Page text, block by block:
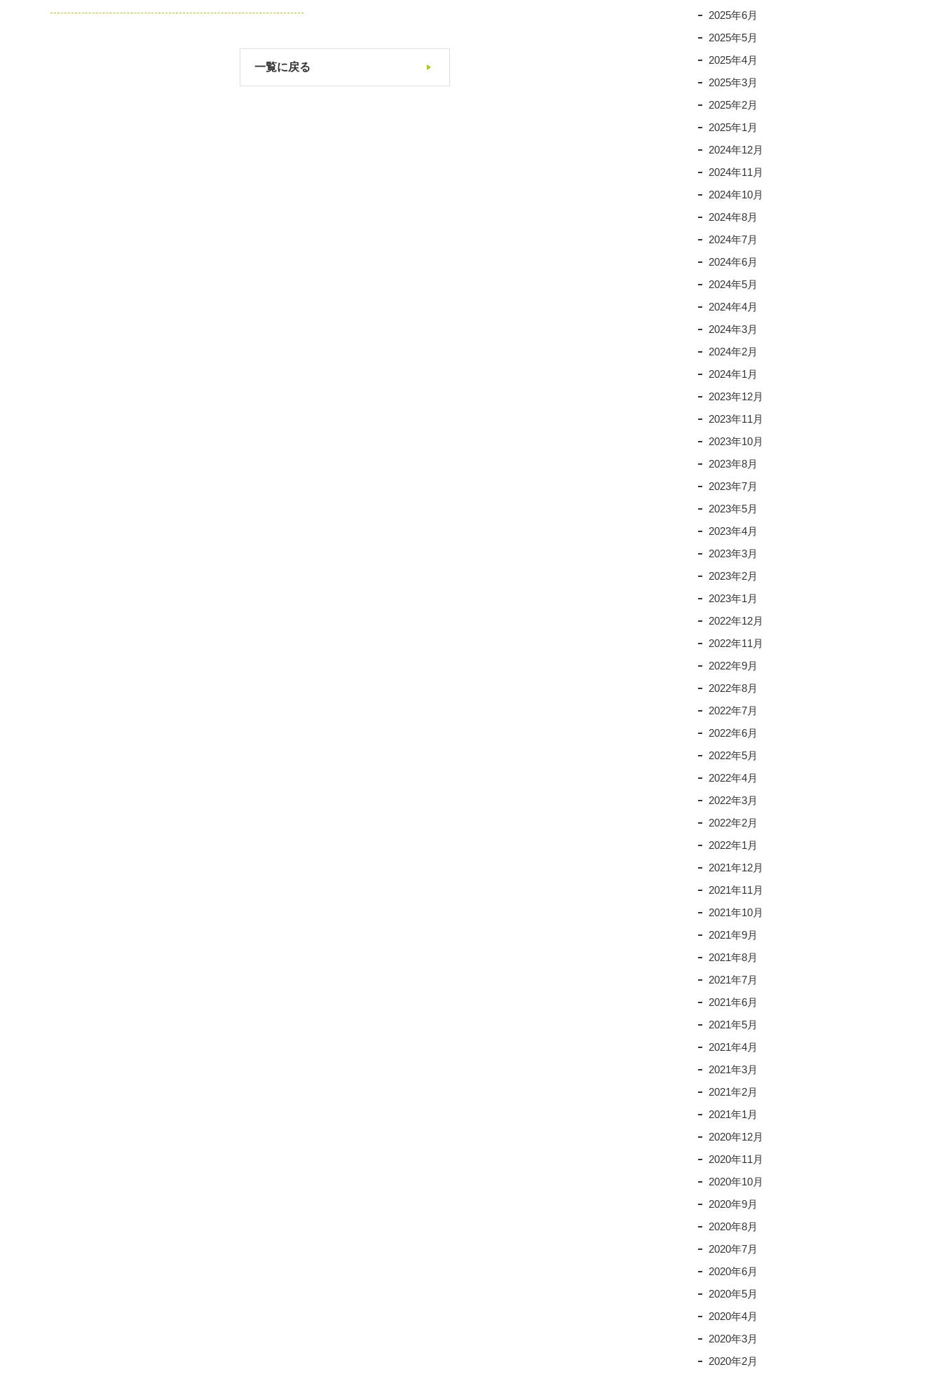
一覧に戻る
2025年6月
2025年5月
2025年4月
2025年3月
2025年2月
2025年1月
2024年12月
2024年11月
2024年10月
2024年8月
2024年7月
2024年6月
2024年5月
2024年4月
2024年3月
2024年2月
2024年1月
2023年12月
2023年11月
2023年10月
2023年8月
2023年7月
2023年5月
2023年4月
2023年3月
2023年2月
2023年1月
2022年12月
2022年11月
2022年9月
2022年8月
2022年7月
2022年6月
2022年5月
2022年4月
2022年3月
2022年2月
2022年1月
2021年12月
2021年11月
2021年10月
2021年9月
2021年8月
2021年7月
2021年6月
2021年5月
2021年4月
2021年3月
2021年2月
2021年1月
2020年12月
2020年11月
2020年10月
2020年9月
2020年8月
2020年7月
2020年6月
2020年5月
2020年4月
2020年3月
2020年2月